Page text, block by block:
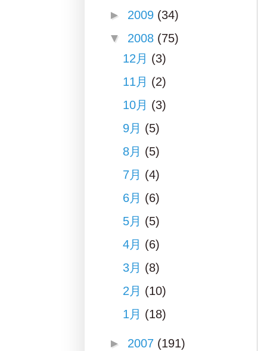
► 2009 (34)
▼ 2008 (75)
12月 (3)
11月 (2)
10月 (3)
9月 (5)
8月 (5)
7月 (4)
6月 (6)
5月 (5)
4月 (6)
3月 (8)
2月 (10)
1月 (18)
► 2007 (191)